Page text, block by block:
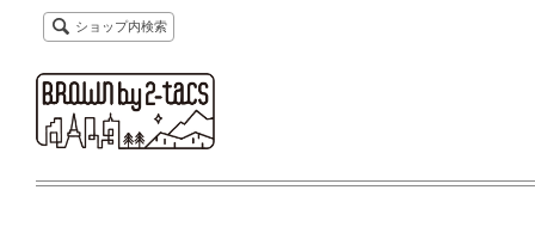
ショップ内検索